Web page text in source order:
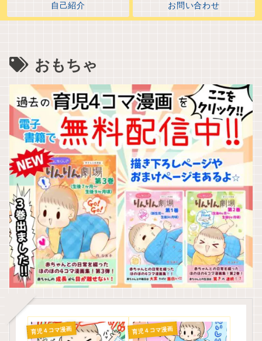
自己紹介 お問い合わせ
おもちゃ
育児４コマ漫画 育児４コマ漫画